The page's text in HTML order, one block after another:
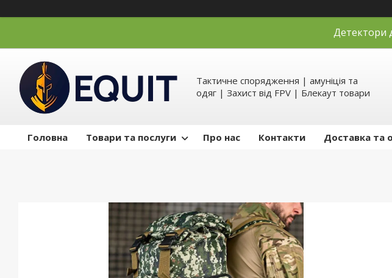
Детектори
Тактичне спорядження | амуніція та
одяг | Захист від FPV | Блекаут товари
Головна Товари та послуги Про нас Контакти Доставка та